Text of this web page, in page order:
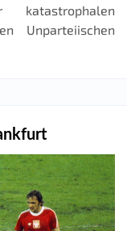
Unparteiischen